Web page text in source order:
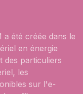
a été créée dans le
en énergie
des particuliers
les
sur l'e-